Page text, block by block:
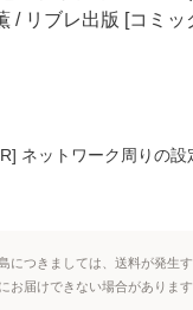
/ リブレ出版 [コミ
ネットワーク周りの設
につきましては、送料が発生
お届けできない場合がありま